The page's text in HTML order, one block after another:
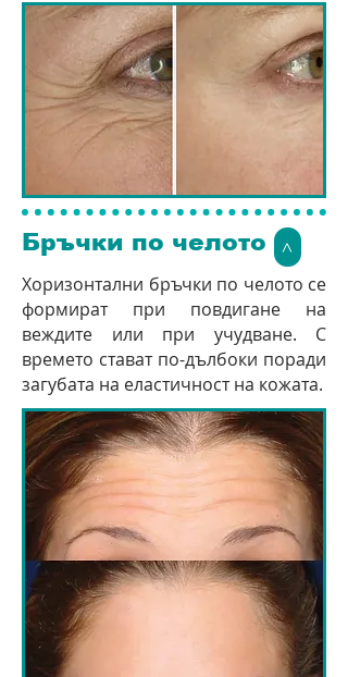
Бръчки по челото
Хоризонтални бръчки по челото се
формират при повдигане на
веждите или при учудване. С
времето стават по-дълбоки поради
загубата на еластичност на кожата.
>